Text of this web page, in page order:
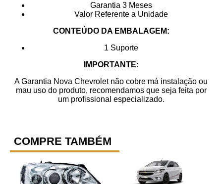
Garantia 3 Meses
Valor Referente a Unidade
CONTEÚDO DA EMBALAGEM:
1 Suporte
IMPORTANTE:
A Garantia Nova Chevrolet não cobre má instalação ou
mau uso do produto, recomendamos que seja feita por
um profissional especializado.
COMPRE TAMBÉM